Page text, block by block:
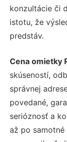
konzultácie či
istotu, že
predstáv.
Cena omietky
skúseností,
správnej
povedané,
serióznosť a
až po samotné